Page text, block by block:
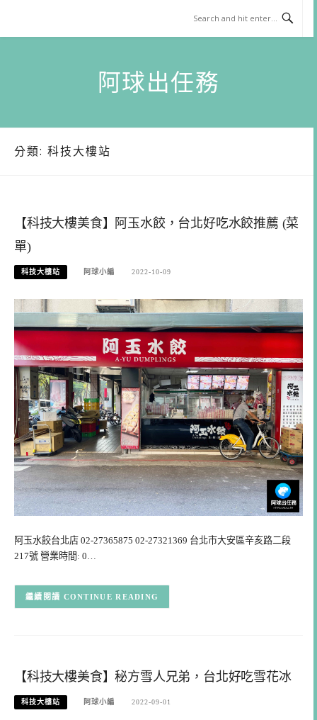
content
阿球出任務
分類: 科技大樓站
【科技大樓美食】阿玉水餃，台北好吃水餃推薦 (菜
單)
科技大樓站 阿球小編 2022-10-09
阿玉水餃台北店 02-27365875 02-27321369 台北市大安區辛亥路二段
217號 營業時間: 0…
CONTINUE READING
【科技大樓美食】秘方雪人兄弟，台北好吃雪花冰
科技大樓站 阿球小編 2022-09-01